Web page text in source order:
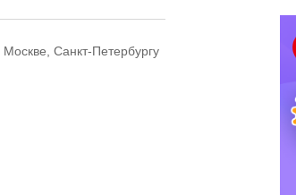
Москве, Санкт-Петербургу